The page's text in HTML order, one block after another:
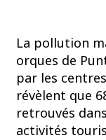
La pollution
orques de
par les
révèlent que
retrouvés
activités